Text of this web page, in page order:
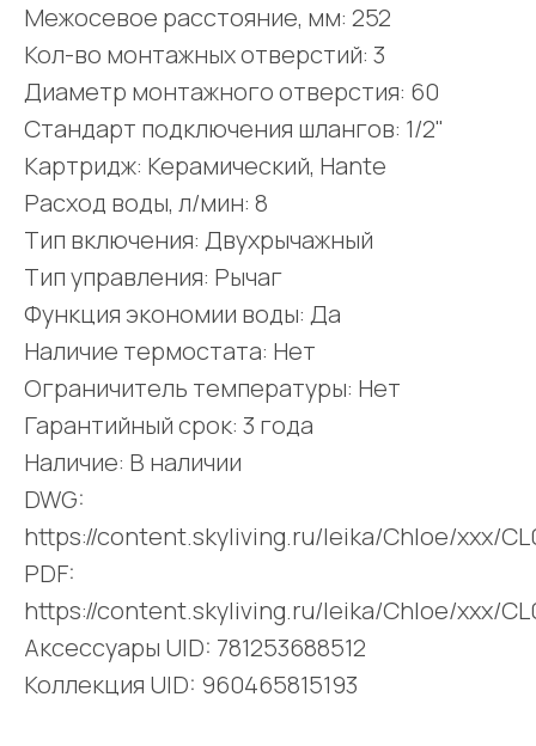
Межосевое расстояние, мм: 252
Кол-во монтажных отверстий: 3
Диаметр монтажного отверстия: 60
Стандарт подключения шлангов: 1/2"
Картридж: Керамический, Hante
Расход воды, л/мин: 8
Тип включения: Двухрычажный
Тип управления: Рычаг
Функция экономии воды: Да
Наличие термостата: Нет
Ограничитель температуры: Нет
Гарантийный срок: 3 года
Наличие: В наличии
DWG:
https://content.skyliving.ru/leika/Chloe/xxx/
PDF:
https://content.skyliving.ru/leika/Chloe/xxx/
Аксессуары UID: 781253688512
Коллекция UID: 960465815193